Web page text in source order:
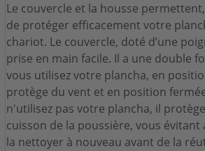
Le couvercle et la housse
de protéger efficacement votre
chariot. Le couvercle, doté d’une
prise en main facile. Il a une double
vous utilisez votre plancha, en
protège du vent et en position
n'utilisez pas votre plancha, il
cuisson de la poussière, vous évitant
la nettoyer à nouveau avant de la